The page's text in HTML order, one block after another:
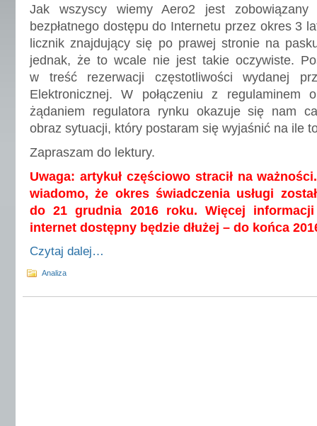
Jak wszyscy wiemy Aero2 jest zobowiązany
bezpłatnego dostępu do Internetu przez okres 3
licznik znajdujący się po prawej stronie na
jednak, że to wcale nie jest takie oczywiste.
w treść rezerwacji częstotliwości wydanej
Elektronicznej. W połączeniu z regulaminem
żądaniem regulatora rynku okazuje się nam
obraz sytuacji, który postaram się wyjaśnić na ile
Zapraszam do lektury.
Uwaga: artykuł częściowo stracił na
wiadomo, że okres świadczenia usługi
do 21 grudnia 2016 roku. Więcej
internet dostępny będzie dłużej – do końca
Czytaj dalej…
Analiza